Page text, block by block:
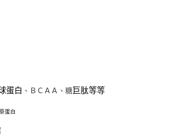
蛋白 、ＢＣＡＡ 、糖巨肽等等
蛋白